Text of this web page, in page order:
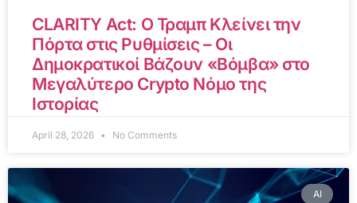
CLARITY Act: Ο Τραμπ Κλείνει την
Πόρτα στις Ρυθμίσεις – Οι
Δημοκρατικοί Βάζουν «Βόμβα» στο
Μεγαλύτερο Crypto Νόμο της
Ιστορίας
April 28, 2026 No Comments
AI